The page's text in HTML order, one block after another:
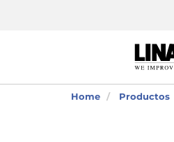
Home Productos